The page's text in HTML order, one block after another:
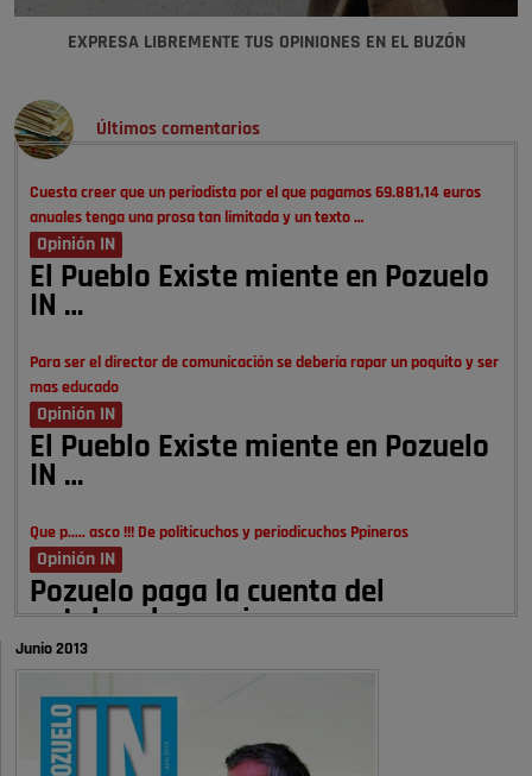
EXPRESA LIBREMENTE TUS OPINIONES EN EL BUZÓN
Últimos comentarios
Cuesta creer que un periodista por el que pagamos 69.881,14 euros
anuales tenga una prosa tan limitada y un texto …
Opinión IN
El Pueblo Existe miente en Pozuelo
IN …
Para ser el director de comunicación se debería rapar un poquito y ser
mas educado
Opinión IN
El Pueblo Existe miente en Pozuelo
IN …
Que p..... asco !!! De politicuchos y periodicuchos Ppineros
Opinión IN
Pozuelo paga la cuenta del
autobombo: casi …
Señora Alcaldesa Ud no ha vivido nunca en Pozuelo , pero yo si desde
hace más de 60 años , …
Pozuelo de Alarcón
Quejas por el deterioro de la
Junio 2013